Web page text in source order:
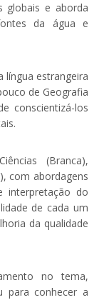
globais e aborda
da água e
língua estrangeira
de Geografia
conscientizá-los
(Branca),
com abordagens
do
de cada um
da qualidade
no tema,
para conhecer a